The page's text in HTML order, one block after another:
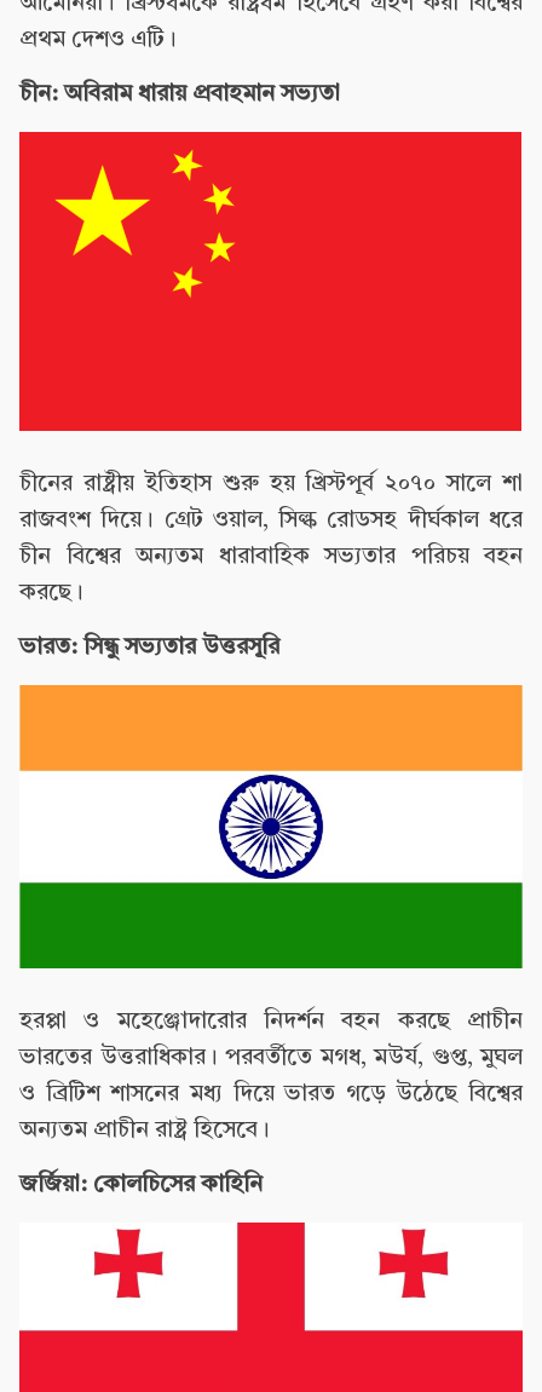
প্রথম দেশও এটি।
চীন: অবিরাম ধারায় প্রবাহমান সভ্যতা
চীনের রাষ্ট্রীয় ইতিহাস শুরু হয় খ্রিস্টপূর্ব ২০৭০ সালে শা
রাজবংশ দিয়ে। গ্রেট ওয়াল, সিল্ক রোডসহ দীর্ঘকাল ধরে
চীন বিশ্বের অন্যতম ধারাবাহিক সভ্যতার পরিচয় বহন
করছে।
ভারত: সিন্ধু সভ্যতার উত্তরসূরি
হরপ্পা ও মহেঞ্জোদারোর নিদর্শন বহন করছে প্রাচীন
ভারতের উত্তরাধিকার। পরবর্তীতে মগধ, মউর্য, গুপ্ত, মুঘল
ও ব্রিটিশ শাসনের মধ্য দিয়ে ভারত গড়ে উঠেছে বিশ্বের
অন্যতম প্রাচীন রাষ্ট্র হিসেবে।
জর্জিয়া: কোলচিসের কাহিনি